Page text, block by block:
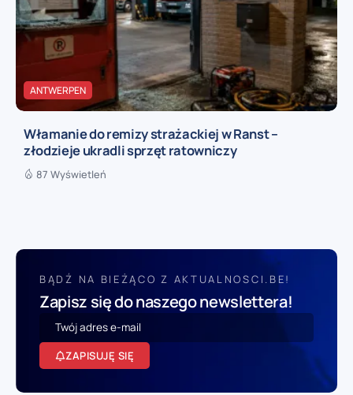
ANTWERPEN
Włamanie do remizy strażackiej w Ranst –
złodzieje ukradli sprzęt ratowniczy
87 Wyświetleń
BĄDŹ NA BIEŻĄCO Z AKTUALNOSCI.BE!
Zapisz się do naszego newslettera!
ZAPISUJĘ SIĘ